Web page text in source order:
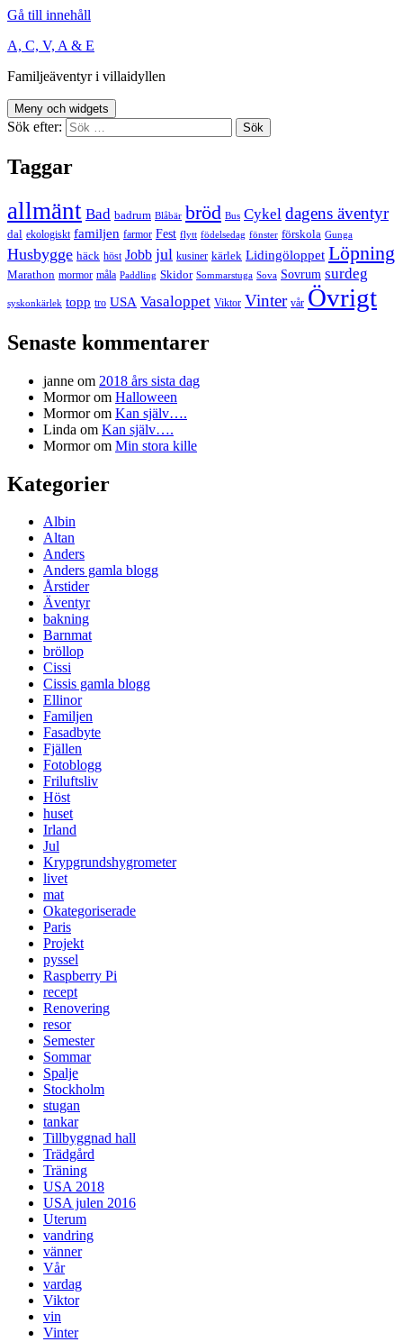
Gå till innehåll
A, C, V, A & E
Familjeäventyr i villaidyllen
Meny och widgets
Sök efter:
Taggar
allmänt Bad badrum Blåbär bröd Bus Cykel dagens äventyr
dal ekologiskt familjen farmor Fest flytt födelsedag fönster förskola Gunga
Husbygge häck höst Jobb jul kusiner kärlek Lidingöloppet Löpning
Marathon mormor måla Paddling Skidor Sommarstuga Sova Sovrum surdeg
syskonkärlek topp tro USA Vasaloppet Viktor Vinter vår Övrigt
Senaste kommentarer
janne om 2018 års sista dag
Mormorom Halloween
Mormorom Kan själv….
Linda om Kan själv….
Mormorom Min stora kille
Kategorier
Albin
Altan
Anders
Anders gamla blogg
Årstider
Äventyr
bakning
Barnmat
bröllop
Cissi
Cissis gamla blogg
Ellinor
Familjen
Fasadbyte
Fjällen
Fotoblogg
Friluftsliv
Höst
huset
Irland
Jul
Krypgrundshygrometer
livet
mat
Okategoriserade
Paris
Projekt
pyssel
Raspberry Pi
recept
Renovering
resor
Semester
Sommar
Spalje
Stockholm
stugan
tankar
Tillbyggnad hall
Trädgård
Träning
USA 2018
USA julen 2016
Uterum
vandring
vänner
Vår
vardag
Viktor
vin
Vinter